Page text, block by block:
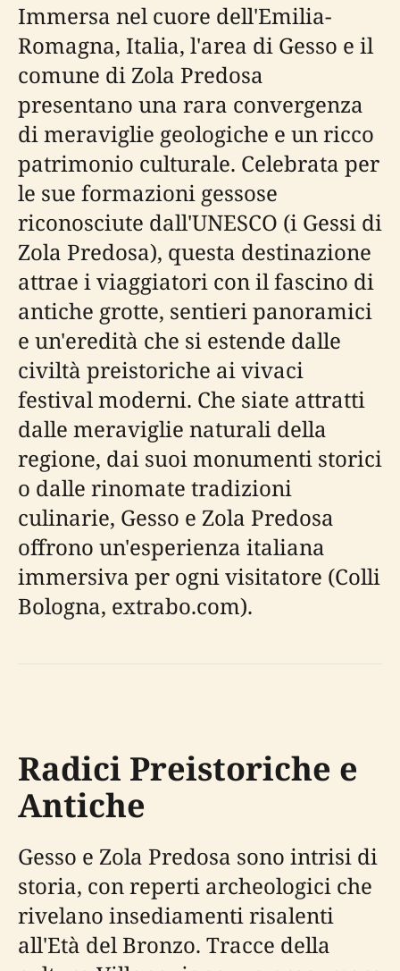
Immersa nel cuore dell'Emilia-
Romagna, Italia, l'area di Gesso e il
comune di Zola Predosa
presentano una rara convergenza
di meraviglie geologiche e un ricco
patrimonio culturale. Celebrata per
le sue formazioni gessose
riconosciute dall'UNESCO (i Gessi di
Zola Predosa), questa destinazione
attrae i viaggiatori con il fascino di
antiche grotte, sentieri panoramici
e un'eredità che si estende dalle
civiltà preistoriche ai vivaci
festival moderni. Che siate attratti
dalle meraviglie naturali della
regione, dai suoi monumenti storici
o dalle rinomate tradizioni
culinarie, Gesso e Zola Predosa
offrono un'esperienza italiana
immersiva per ogni visitatore (Colli
Bologna, extrabo.com).
Radici Preistoriche e
Antiche
Gesso e Zola Predosa sono intrisi di
storia, con reperti archeologici che
rivelano insediamenti risalenti
all'Età del Bronzo. Tracce della